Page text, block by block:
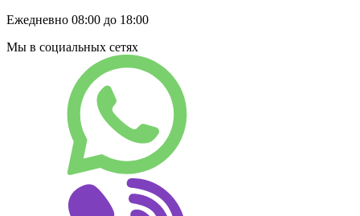
Ежедневно 08:00 до 18:00
Мы в социальных сетях